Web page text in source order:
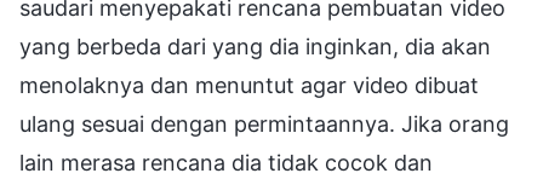
saudari menyepakati rencana pembuatan video
yang berbeda dari yang dia inginkan, dia akan
menolaknya dan menuntut agar video dibuat
ulang sesuai dengan permintaannya. Jika orang
lain merasa rencana dia tidak cocok dan